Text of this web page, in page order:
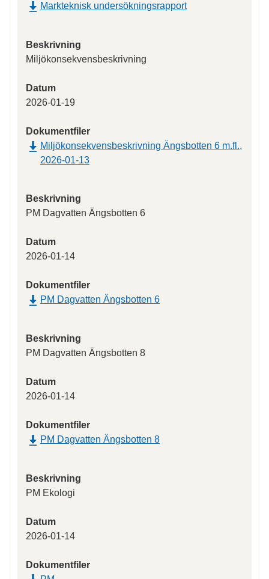
Markteknisk undersökningsrapport
Beskrivning
Miljökonsekvensbeskrivning
Datum
2026-01-19
Dokumentfiler
Miljökonsekvensbeskrivning Ängsbotten 6 m.fl.,
2026-01-13
Beskrivning
PM Dagvatten Ängsbotten 6
Datum
2026-01-14
Dokumentfiler
PM Dagvatten Ängsbotten 6
Beskrivning
PM Dagvatten Ängsbotten 8
Datum
2026-01-14
Dokumentfiler
PM Dagvatten Ängsbotten 8
Beskrivning
PM Ekologi
Datum
2026-01-14
Dokumentfiler